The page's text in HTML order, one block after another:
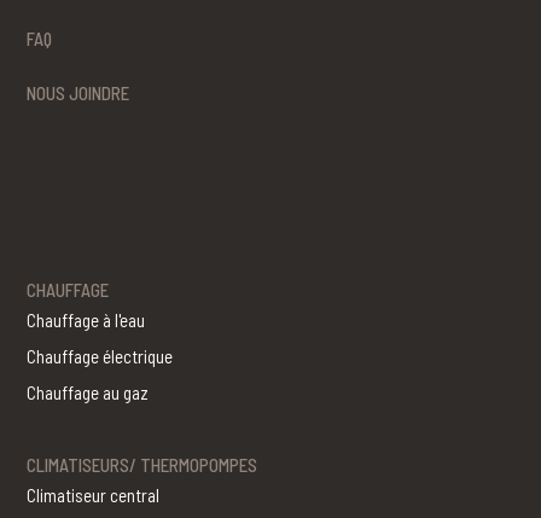
FAQ
NOUS JOINDRE
CHAUFFAGE
Chauffage à l'eau
Chauffage électrique
Chauffage au gaz
CLIMATISEURS/ THERMOPOMPES
Climatiseur central